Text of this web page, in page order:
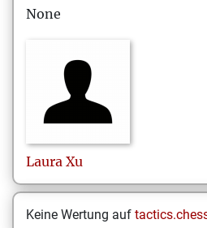
None
Laura Xu
Keine Wertung auf